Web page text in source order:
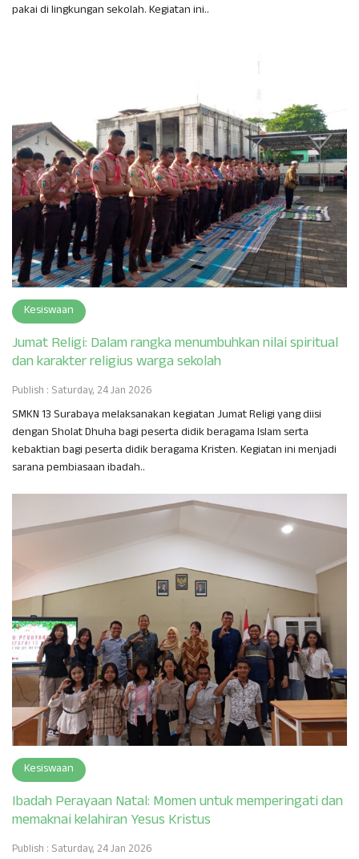
pakai di lingkungan sekolah. Kegiatan ini..
Kesiswaan
Jumat Religi: Dalam rangka menumbuhkan nilai spiritual
dan karakter religius warga sekolah
Publish : Saturday, 24 Jan 2026
SMKN 13 Surabaya melaksanakan kegiatan Jumat Religi yang diisi
dengan Sholat Dhuha bagi peserta didik beragama Islam serta
kebaktian bagi peserta didik beragama Kristen. Kegiatan ini menjadi
sarana pembiasaan ibadah..
Kesiswaan
Ibadah Perayaan Natal: Momen untuk memperingati dan
memaknai kelahiran Yesus Kristus
Publish : Saturday, 24 Jan 2026